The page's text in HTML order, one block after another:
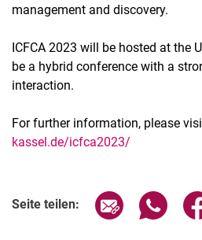
management and discovery.
ICFCA 2023 will be hosted at the
be a hybrid conference with a
interaction.
For further information, please
kassel.de/icfca2023/
Seite teilen: Seite über E-